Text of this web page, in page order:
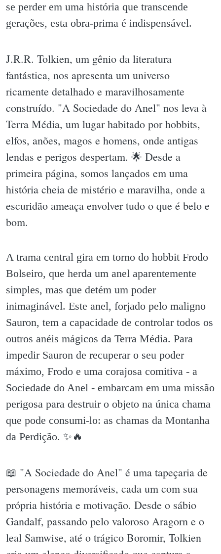
se perder em uma história que transcende
gerações, esta obra-prima é indispensável.
J.R.R. Tolkien, um gênio da literatura
fantástica, nos apresenta um universo
ricamente detalhado e maravilhosamente
construído. "A Sociedade do Anel" nos leva à
Terra Média, um lugar habitado por hobbits,
elfos, anões, magos e homens, onde antigas
lendas e perigos despertam. 🌟 Desde a
primeira página, somos lançados em uma
história cheia de mistério e maravilha, onde a
escuridão ameaça envolver tudo o que é belo e
bom.
A trama central gira em torno do hobbit Frodo
Bolseiro, que herda um anel aparentemente
simples, mas que detém um poder
inimaginável. Este anel, forjado pelo maligno
Sauron, tem a capacidade de controlar todos os
outros anéis mágicos da Terra Média. Para
impedir Sauron de recuperar o seu poder
máximo, Frodo e uma corajosa comitiva - a
Sociedade do Anel - embarcam em uma missão
perigosa para destruir o objeto na única chama
que pode consumi-lo: as chamas da Montanha
da Perdição. ✨️🔥
📖 "A Sociedade do Anel" é uma tapeçaria de
personagens memoráveis, cada um com sua
própria história e motivação. Desde o sábio
Gandalf, passando pelo valoroso Aragorn e o
leal Samwise, até o trágico Boromir, Tolkien